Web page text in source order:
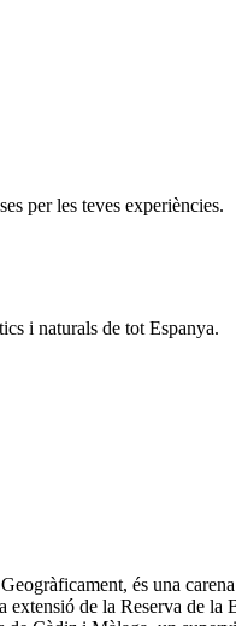
per les teves experiències.
i naturals de tot Espanya.
és una
de la Reserva de la